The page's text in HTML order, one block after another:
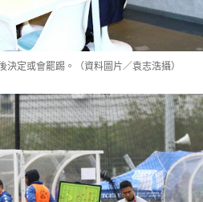
定或會罷踢。（資料圖片／袁志浩攝）